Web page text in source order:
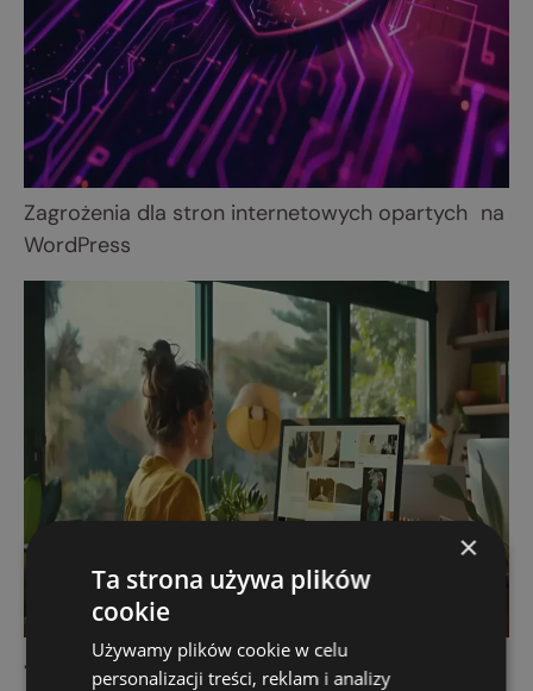
Zagrożenia dla stron internetowych opartych na
WordPress
Jak skutecznie wypromować sklep internetowy?
×
Ta strona używa plików
cookie
Używamy plików cookie w celu
personalizacji treści, reklam i analizy